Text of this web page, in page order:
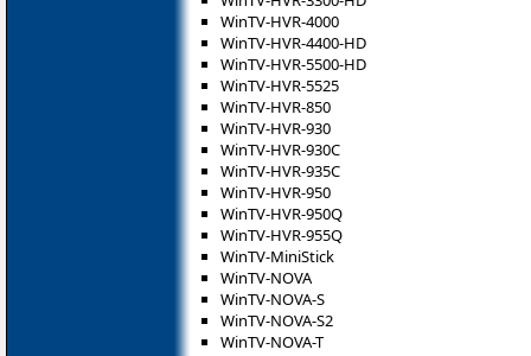
WinTV-HVR-4000
WinTV-HVR-4400-HD
WinTV-HVR-5500-HD
WinTV-HVR-5525
WinTV-HVR-850
WinTV-HVR-930
WinTV-HVR-930C
WinTV-HVR-935C
WinTV-HVR-950
WinTV-HVR-950Q
WinTV-HVR-955Q
WinTV-MiniStick
WinTV-NOVA
WinTV-NOVA-S
WinTV-NOVA-S2
WinTV-NOVA-T